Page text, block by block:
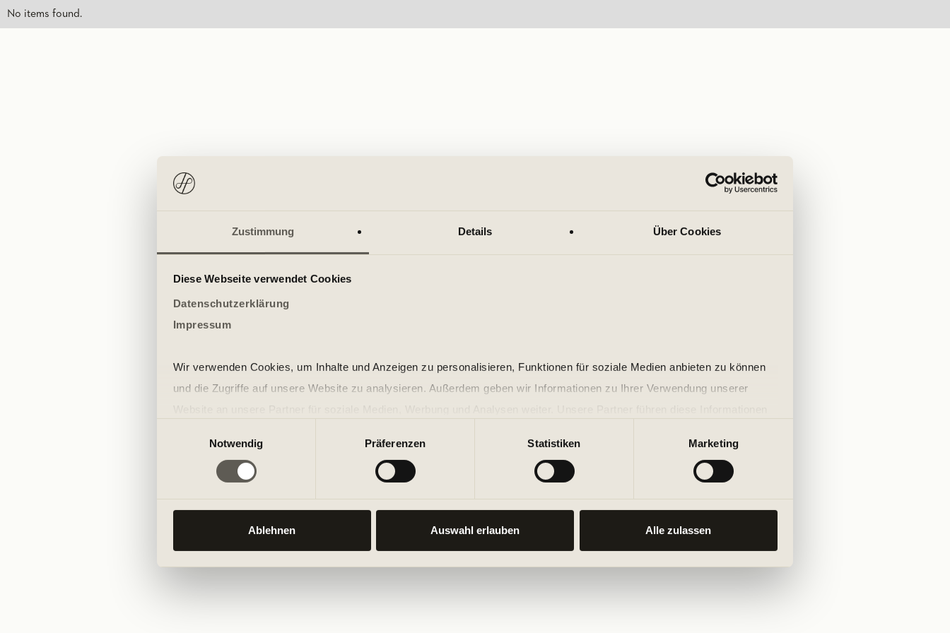
Zustimmung Details Über Cookies
Diese Webseite verwendet Cookies
Datenschutzerklärung
Impressum
Wir verwenden Cookies, um Inhalte und Anzeigen zu personalisieren, Funktionen für soziale Medien anbieten zu können
und die Zugriffe auf unsere Website zu analysieren. Außerdem geben wir Informationen zu Ihrer Verwendung unserer
der Dienste gesammelt haben.
Notwendig
Präferenzen Statistiken Marketing
Ablehnen Auswahl erlauben Alle zulassen
No items found.